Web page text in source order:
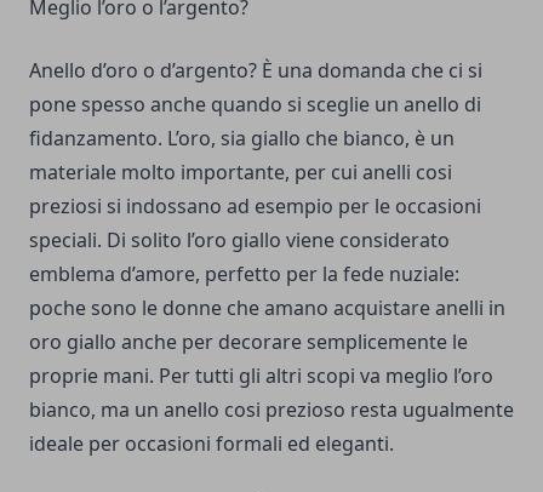
Meglio l’oro o l’argento?
Anello d’oro o d’argento? È una domanda che ci si
pone spesso anche quando si sceglie un anello di
fidanzamento. L’oro, sia giallo che bianco, è un
materiale molto importante, per cui anelli cosi
preziosi si indossano ad esempio per le occasioni
speciali. Di solito l’oro giallo viene considerato
emblema d’amore, perfetto per la fede nuziale:
poche sono le donne che amano acquistare anelli in
oro giallo anche per decorare semplicemente le
proprie mani. Per tutti gli altri scopi va meglio l’oro
bianco, ma un anello cosi prezioso resta ugualmente
ideale per occasioni formali ed eleganti.